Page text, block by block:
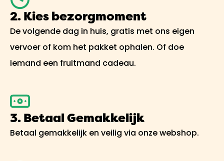
2. Kies bezorgmoment
De volgende dag in huis, gratis met ons eigen
vervoer of kom het pakket ophalen. Of doe
iemand een fruitmand cadeau.
3. Betaal Gemakkelijk
Betaal gemakkelijk en veilig via onze webshop.